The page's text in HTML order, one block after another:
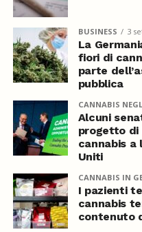
BUSINESS 3
La
fiori di
parte
pubblica
CANNABIS
Alcuni
progetto di
cannabis
Uniti
CANNABIS IN
I pazienti
cannabis
contenuto